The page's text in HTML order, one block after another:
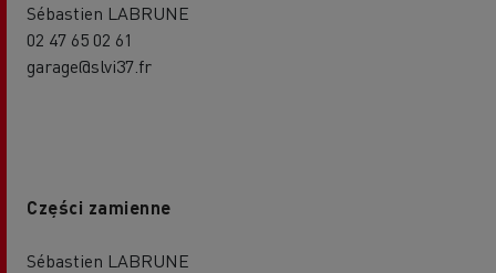
Sébastien LABRUNE
02 47 65 02 61
garage@slvi37.fr
Części zamienne
Sébastien LABRUNE